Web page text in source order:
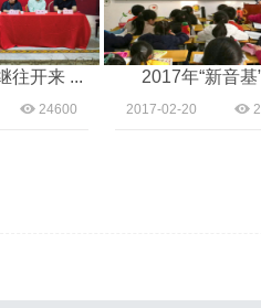
来 ...
24600
2017年“新音基”...
2017-02-20 25767